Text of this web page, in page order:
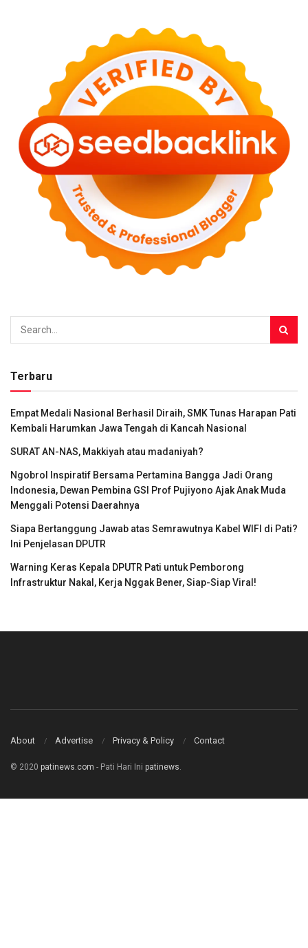
Terbaru
Empat Medali Nasional Berhasil Diraih, SMK Tunas Harapan Pati
Kembali Harumkan Jawa Tengah di Kancah Nasional
SURAT AN-NAS, Makkiyah atau madaniyah?
Ngobrol Inspiratif Bersama Pertamina Bangga Jadi Orang
Indonesia, Dewan Pembina GSI Prof Pujiyono Ajak Anak Muda
Menggali Potensi Daerahnya
Siapa Bertanggung Jawab atas Semrawutnya Kabel WIFI di Pati?
Ini Penjelasan DPUTR
Warning Keras Kepala DPUTR Pati untuk Pemborong
Infrastruktur Nakal, Kerja Nggak Bener, Siap-Siap Viral!
About Advertise Privacy & Policy Contact
© 2020 patinews.com - Pati Hari Ini patinews.